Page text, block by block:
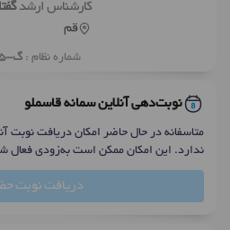
کارشناس ارشد
قم
شماره نظام : گ-1245
نوبت‌دهی آنلاین سمانه قاسملو
متاسفانه در حال حاضر امکان دریافت نوبت
ندارد. این امکان ممکن است به‌زودی فعال
دریافت نوبت